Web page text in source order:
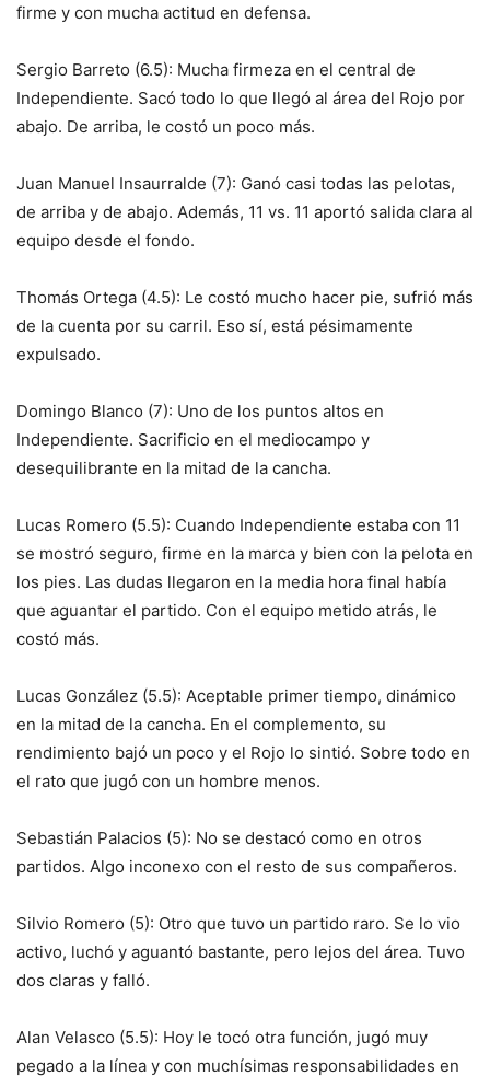
firme y con mucha actitud en defensa.
Sergio Barreto (6.5): Mucha firmeza en el central de
Independiente. Sacó todo lo que llegó al área del Rojo por
abajo. De arriba, le costó un poco más.
Juan Manuel Insaurralde (7): Ganó casi todas las pelotas,
de arriba y de abajo. Además, 11 vs. 11 aportó salida clara al
equipo desde el fondo.
Thomás Ortega (4.5): Le costó mucho hacer pie, sufrió más
de la cuenta por su carril. Eso sí, está pésimamente
expulsado.
Domingo Blanco (7): Uno de los puntos altos en
Independiente. Sacrificio en el mediocampo y
desequilibrante en la mitad de la cancha.
Lucas Romero (5.5): Cuando Independiente estaba con 11
se mostró seguro, firme en la marca y bien con la pelota en
los pies. Las dudas llegaron en la media hora final había
que aguantar el partido. Con el equipo metido atrás, le
costó más.
Lucas González (5.5): Aceptable primer tiempo, dinámico
en la mitad de la cancha. En el complemento, su
rendimiento bajó un poco y el Rojo lo sintió. Sobre todo en
el rato que jugó con un hombre menos.
Sebastián Palacios (5): No se destacó como en otros
partidos. Algo inconexo con el resto de sus compañeros.
Silvio Romero (5): Otro que tuvo un partido raro. Se lo vio
activo, luchó y aguantó bastante, pero lejos del área. Tuvo
dos claras y falló.
Alan Velasco (5.5): Hoy le tocó otra función, jugó muy
pegado a la línea y con muchísimas responsabilidades en